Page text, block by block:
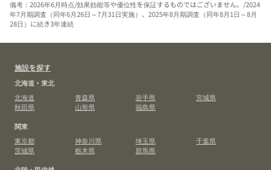
備考：2026年6月時点/効果効能等や優位性を保証するものではございません。/2024
年7月期調査（同年6月26日～7月31日実施）、2025年8月期調査（同年8月1日～8月
28日）に続き3年連続
施設を探す
北海道・東北
北海道
青森県 岩手県
宮城県
秋田県
山形県
福島県
関東
東京都
神奈川県 埼玉県
千葉県
茨城県
栃木県
群馬県